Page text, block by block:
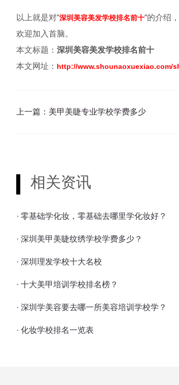
以上就是对“深圳美容美发学校排名前十“的介绍
欢迎加入首脑。
本文标题： 深圳美容美发学校排名前十
本文网址： http://www.shounaoxuexiao.com/
上一篇： 美甲美睫专业学校学费多少
相关资讯
· 零基础学化妆，零基础去哪里学化妆好？
· 深圳美甲美睫纹绣学校学费多少？
· 深圳理发学校十大名校
· 十大美甲培训学校排名榜？
· 深圳学美容要去哪一所美容培训学校学？
· 化妆学校排名一览表